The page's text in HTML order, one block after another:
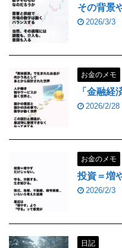
その背景
2026/3/3
お金のメモ
「金融経
2026/2/28
お金のメモ
投資＝増
2026/2/3
日記